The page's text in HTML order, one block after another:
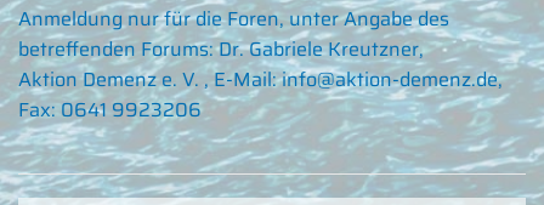
Anmeldung nur für die Foren, unter Angabe des
betreffenden Forums: Dr. Gabriele Kreutzner,
Aktion Demenz e. V. , E-Mail:info@aktion-demenz.de,
Fax: 0641 9923206